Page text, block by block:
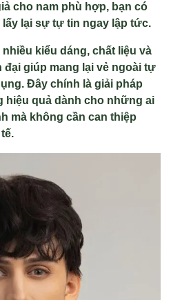
cho nam phù hợp, bạn có
lấy lại sự tự tin ngay lập tức.
nhiều kiểu dáng, chất liệu và
giúp mang lại vẻ ngoài tự
Đây chính là giải pháp
hiệu quả dành cho những ai
mà không cần can thiệp